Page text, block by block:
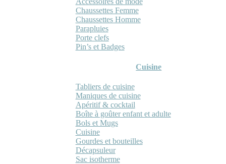
Chaussettes Femme
Chaussettes Homme
Parapluies
Porte clefs
Pin’s et Badges
Cuisine
Tabliers de cuisine
Maniques de cuisine
Apéritif & cocktail
Boîte à goûter enfant et adulte
Bols et Mugs
Cuisine
Gourdes et bouteilles
Décapsuleur
Sac isotherme